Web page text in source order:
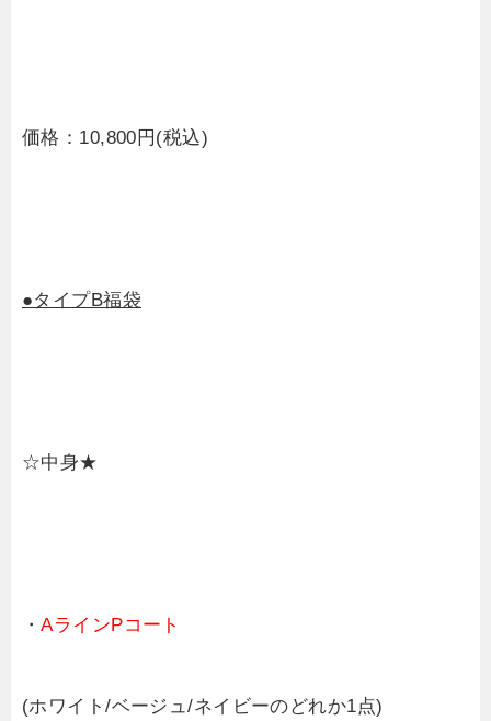
価格：10,800円(税込)
●タイプB福袋
☆中身★
・AラインPコート
(ホワイト/ベージュ/ネイビーのどれか1点)